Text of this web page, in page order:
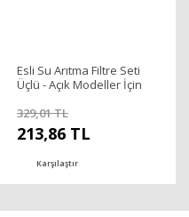
Esli Su Arıtma Filtre Seti
Üçlü - Açık Modeller İçin
329,01 TL
213,86 TL
Karşılaştır